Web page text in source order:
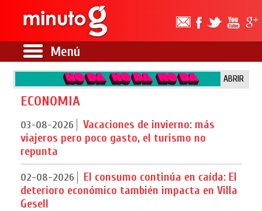
Menú
ABRIR
ECONOMIA
03-08-2026
Vacaciones de invierno: más
viajeros pero poco gasto, el turismo no
repunta
02-08-2026
El consumo continúa en caída: El
deterioro económico también impacta en Villa
Gesell